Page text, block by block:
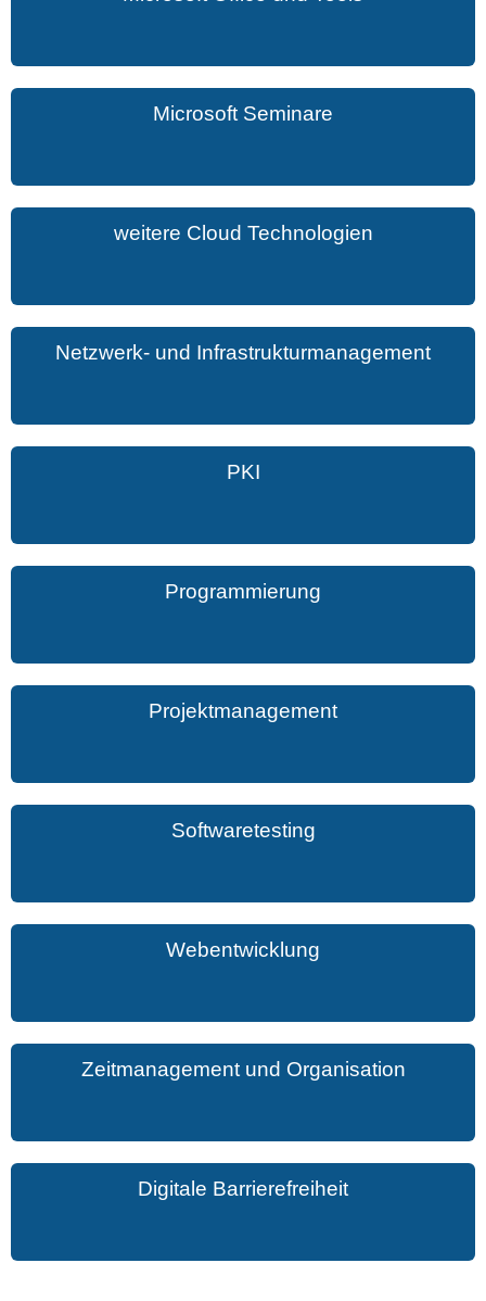
Microsoft Seminare
weitere Cloud Technologien
Netzwerk- und Infrastrukturmanagement
PKI
Programmierung
Projektmanagement
Softwaretesting
Webentwicklung
Zeitmanagement und Organisation
Digitale Barrierefreiheit